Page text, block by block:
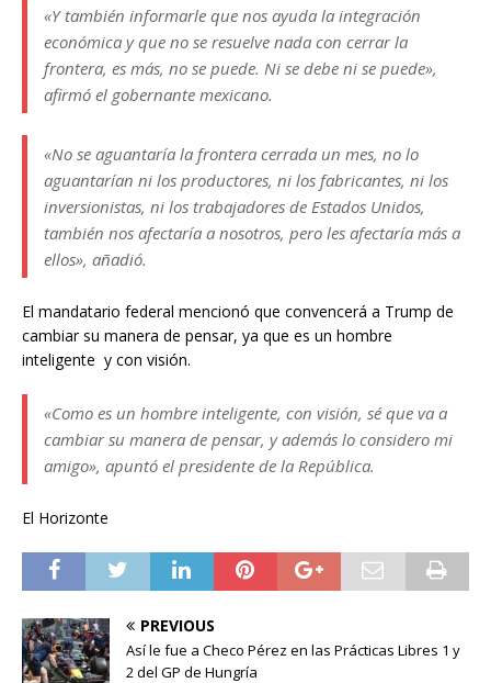
«Y también informarle que nos ayuda la integración
económica y que no se resuelve nada con cerrar la
frontera, es más, no se puede. Ni se debe ni se puede»,
afirmó el gobernante mexicano.
«No se aguantaría la frontera cerrada un mes, no lo
aguantarían ni los productores, ni los fabricantes, ni los
inversionistas, ni los trabajadores de Estados Unidos,
también nos afectaría a nosotros, pero les afectaría más a
ellos», añadió.
El mandatario federal mencionó que convencerá a Trump de
cambiar su manera de pensar, ya que es un hombre
inteligente y con visión.
«Como es un hombre inteligente, con visión, sé que va a
cambiar su manera de pensar, y además lo considero mi
amigo», apuntó el presidente de la República.
El Horizonte
PREVIOUS
Así le fue a Checo Pérez en las Prácticas Libres 1 y
2 del GP de Hungría